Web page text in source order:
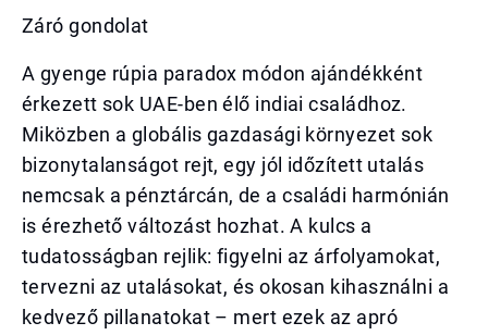
Záró gondolat
A gyenge rúpia paradox módon ajándékként
érkezett sok UAE-ben élő indiai családhoz.
Miközben a globális gazdasági környezet sok
bizonytalanságot rejt, egy jól időzített utalás
nemcsak a pénztárcán, de a családi harmónián
is érezhető változást hozhat. A kulcs a
tudatosságban rejlik: figyelni az árfolyamokat,
tervezni az utalásokat, és okosan kihasználni a
kedvező pillanatokat – mert ezek az apró